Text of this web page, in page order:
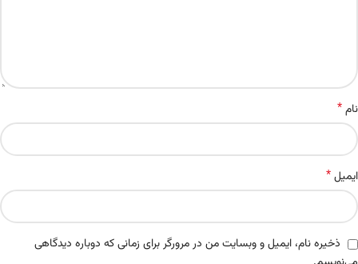
نام*
ایمیل*
ذخیره نام، ایمیل و وبسایت من در مرورگر برای زمانی که دوباره دیدگاهی